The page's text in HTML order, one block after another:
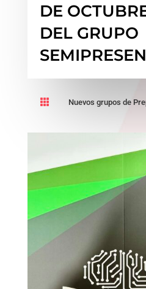
DE
DEL GRUPO
 Nuevos grupos de